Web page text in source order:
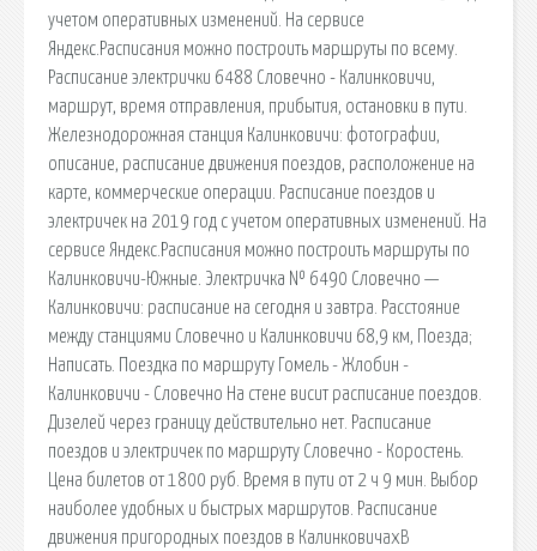
учетом оперативных изменений. На сервисе
Яндекс.Расписания можно построить маршруты по всему.
Расписание электрички 6488 Словечно - Калинковичи,
маршрут, время отправления, прибытия, остановки в пути.
Железнодорожная станция Калинковичи: фотографии,
описание, расписание движения поездов, расположение на
карте, коммерческие операции. Расписание поездов и
электричек на 2019 год с учетом оперативных изменений. На
сервисе Яндекс.Расписания можно построить маршруты по
Калинковичи-Южные. Электричка № 6490 Словечно —
Калинковичи: расписание на сегодня и завтра. Расстояние
между станциями Словечно и Калинковичи 68,9 км, Поезда;
Написать. Поездка по маршруту Гомель - Жлобин -
Калинковичи - Словечно На стене висит расписание поездов.
Дизелей через границу действительно нет. Расписание
поездов и электричек по маршруту Словечно - Коростень.
Цена билетов от 1800 руб. Время в пути от 2 ч 9 мин. Выбор
наиболее удобных и быстрых маршрутов. Расписание
движения пригородных поездов в КалинковичахВ